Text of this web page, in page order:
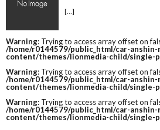
[…]
Warning: Trying to access array offset on
/home/r0144579/public_html/car-anshin-
content/themes/lionmedia-child/single-
Warning: Trying to access array offset on
/home/r0144579/public_html/car-anshin-
content/themes/lionmedia-child/single-
Warning: Trying to access array offset on
/home/r0144579/public_html/car-anshin-
content/themes/lionmedia-child/single-